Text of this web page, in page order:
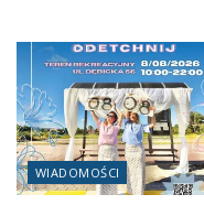
WIADOMOŚCI